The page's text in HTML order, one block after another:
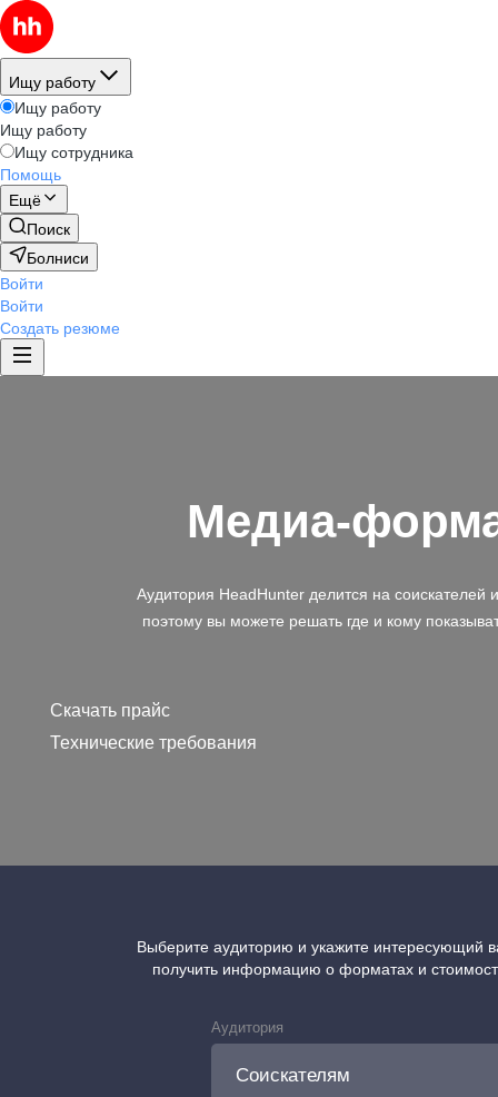
Ищу работу
Ищу работу
Ищу работу
Ищу сотрудника
Помощь
Ещё
Поиск
Болниси
Войти
Войти
Создать резюме
Медиа-
Аудитория HeadHunter делится на соискателей
поэтому вы можете решать где и кому
Скачать прайс
Технические требования
Выберите аудиторию и укажите интересующий
получить информацию о форматах и
Аудитория